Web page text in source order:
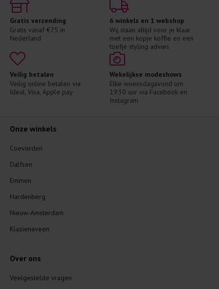
Gratis verzending
Gratis vanaf €75 in
Nederland
6 winkels en 1 webshop
Wij staan altijd voor je klaar
met een kopje koffie en een
toefje styling advies
Veilig betalen
Veilig online betalen via
Ideal, Visa, Apple pay
Wekelijkse modeshows
Elke woensdagavond om
19:30 uur via Facebook en
Instagram
Onze winkels
Coevorden
Dalfsen
Emmen
Hardenberg
Nieuw-Amsterdam
Klazienaveen
Over ons
Veelgestelde vragen